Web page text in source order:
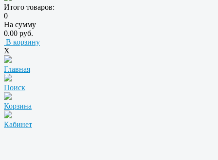
Итого товаров:
0
На сумму
0.00 руб.
В корзину
X
Главная
Поиск
Корзина
Кабинет